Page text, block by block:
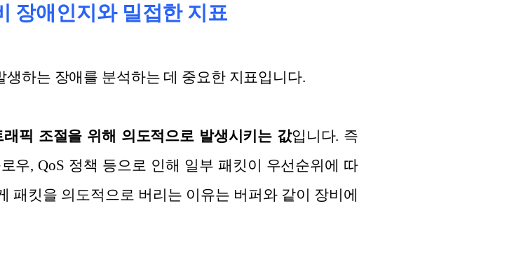
장애인지와 밀접한 지표
생하는 장애를 분석하는 데 중요한 지표입니다.
픽 조절을 위해 의도적으로 발생시키는 값입니다. 즉
우, QoS 정책 등으로 인해 일부 패킷이 우선순위에 따
패킷을 의도적으로 버리는 이유는 버퍼와 같이 장비에